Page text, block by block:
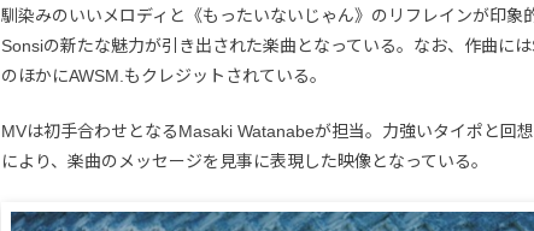
馴染みのいいメロディと《もったいないじゃん》のリフレインが印象
Sonsiの新たな魅力が引き出された楽曲となっている。なお、作曲に
のほかにAWSM.もクレジットされている。
MVは初手合わせとなるMasaki Watanabeが担当。力強いタイポと回
により、楽曲のメッセージを見事に表現した映像となっている。